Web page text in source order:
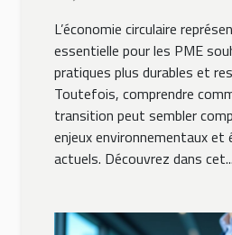
L’économie circulaire
essentielle pour les PME
pratiques plus durables et
Toutefois, comprendre
transition peut sembler
enjeux environnementaux et
actuels. Découvrez dans cet...